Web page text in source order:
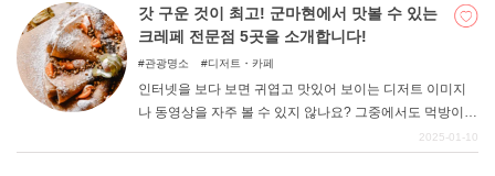
을 견학한 후, 모처럼이니 '먹방'을 해보는 것은 어떨까. 토
미오카 제사장 주변에는 맛있는 음식이 많이 있다. 이번에
는 엄선한 8곳의 맛집을 소개한다. 꼭 한 번 방문해 보시기
갓 구운 것이 최고! 군마현에서 맛볼 수 있는
크레페 전문점 5곳을 소개합니다!
관광명소 디저트・카페
인터넷을 보다 보면 귀엽고 맛있어 보이는 디저트 이미지
나 동영상을 자주 볼 수 있지 않나요? 그중에서도 먹방이
가능한 "크레이프 "에 마음이 끌린다는 사람이 많을 것이다.
2025-01-10